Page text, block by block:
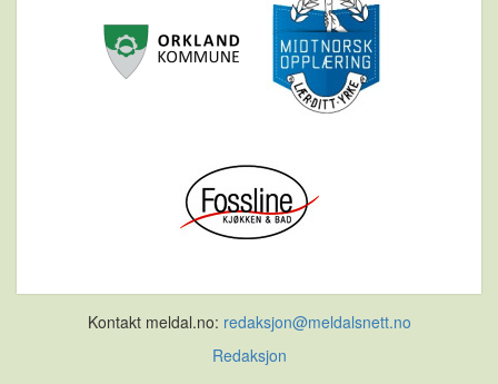
Kontakt meldal.no: redaksjon@meldalsnett.no
Redaksjon